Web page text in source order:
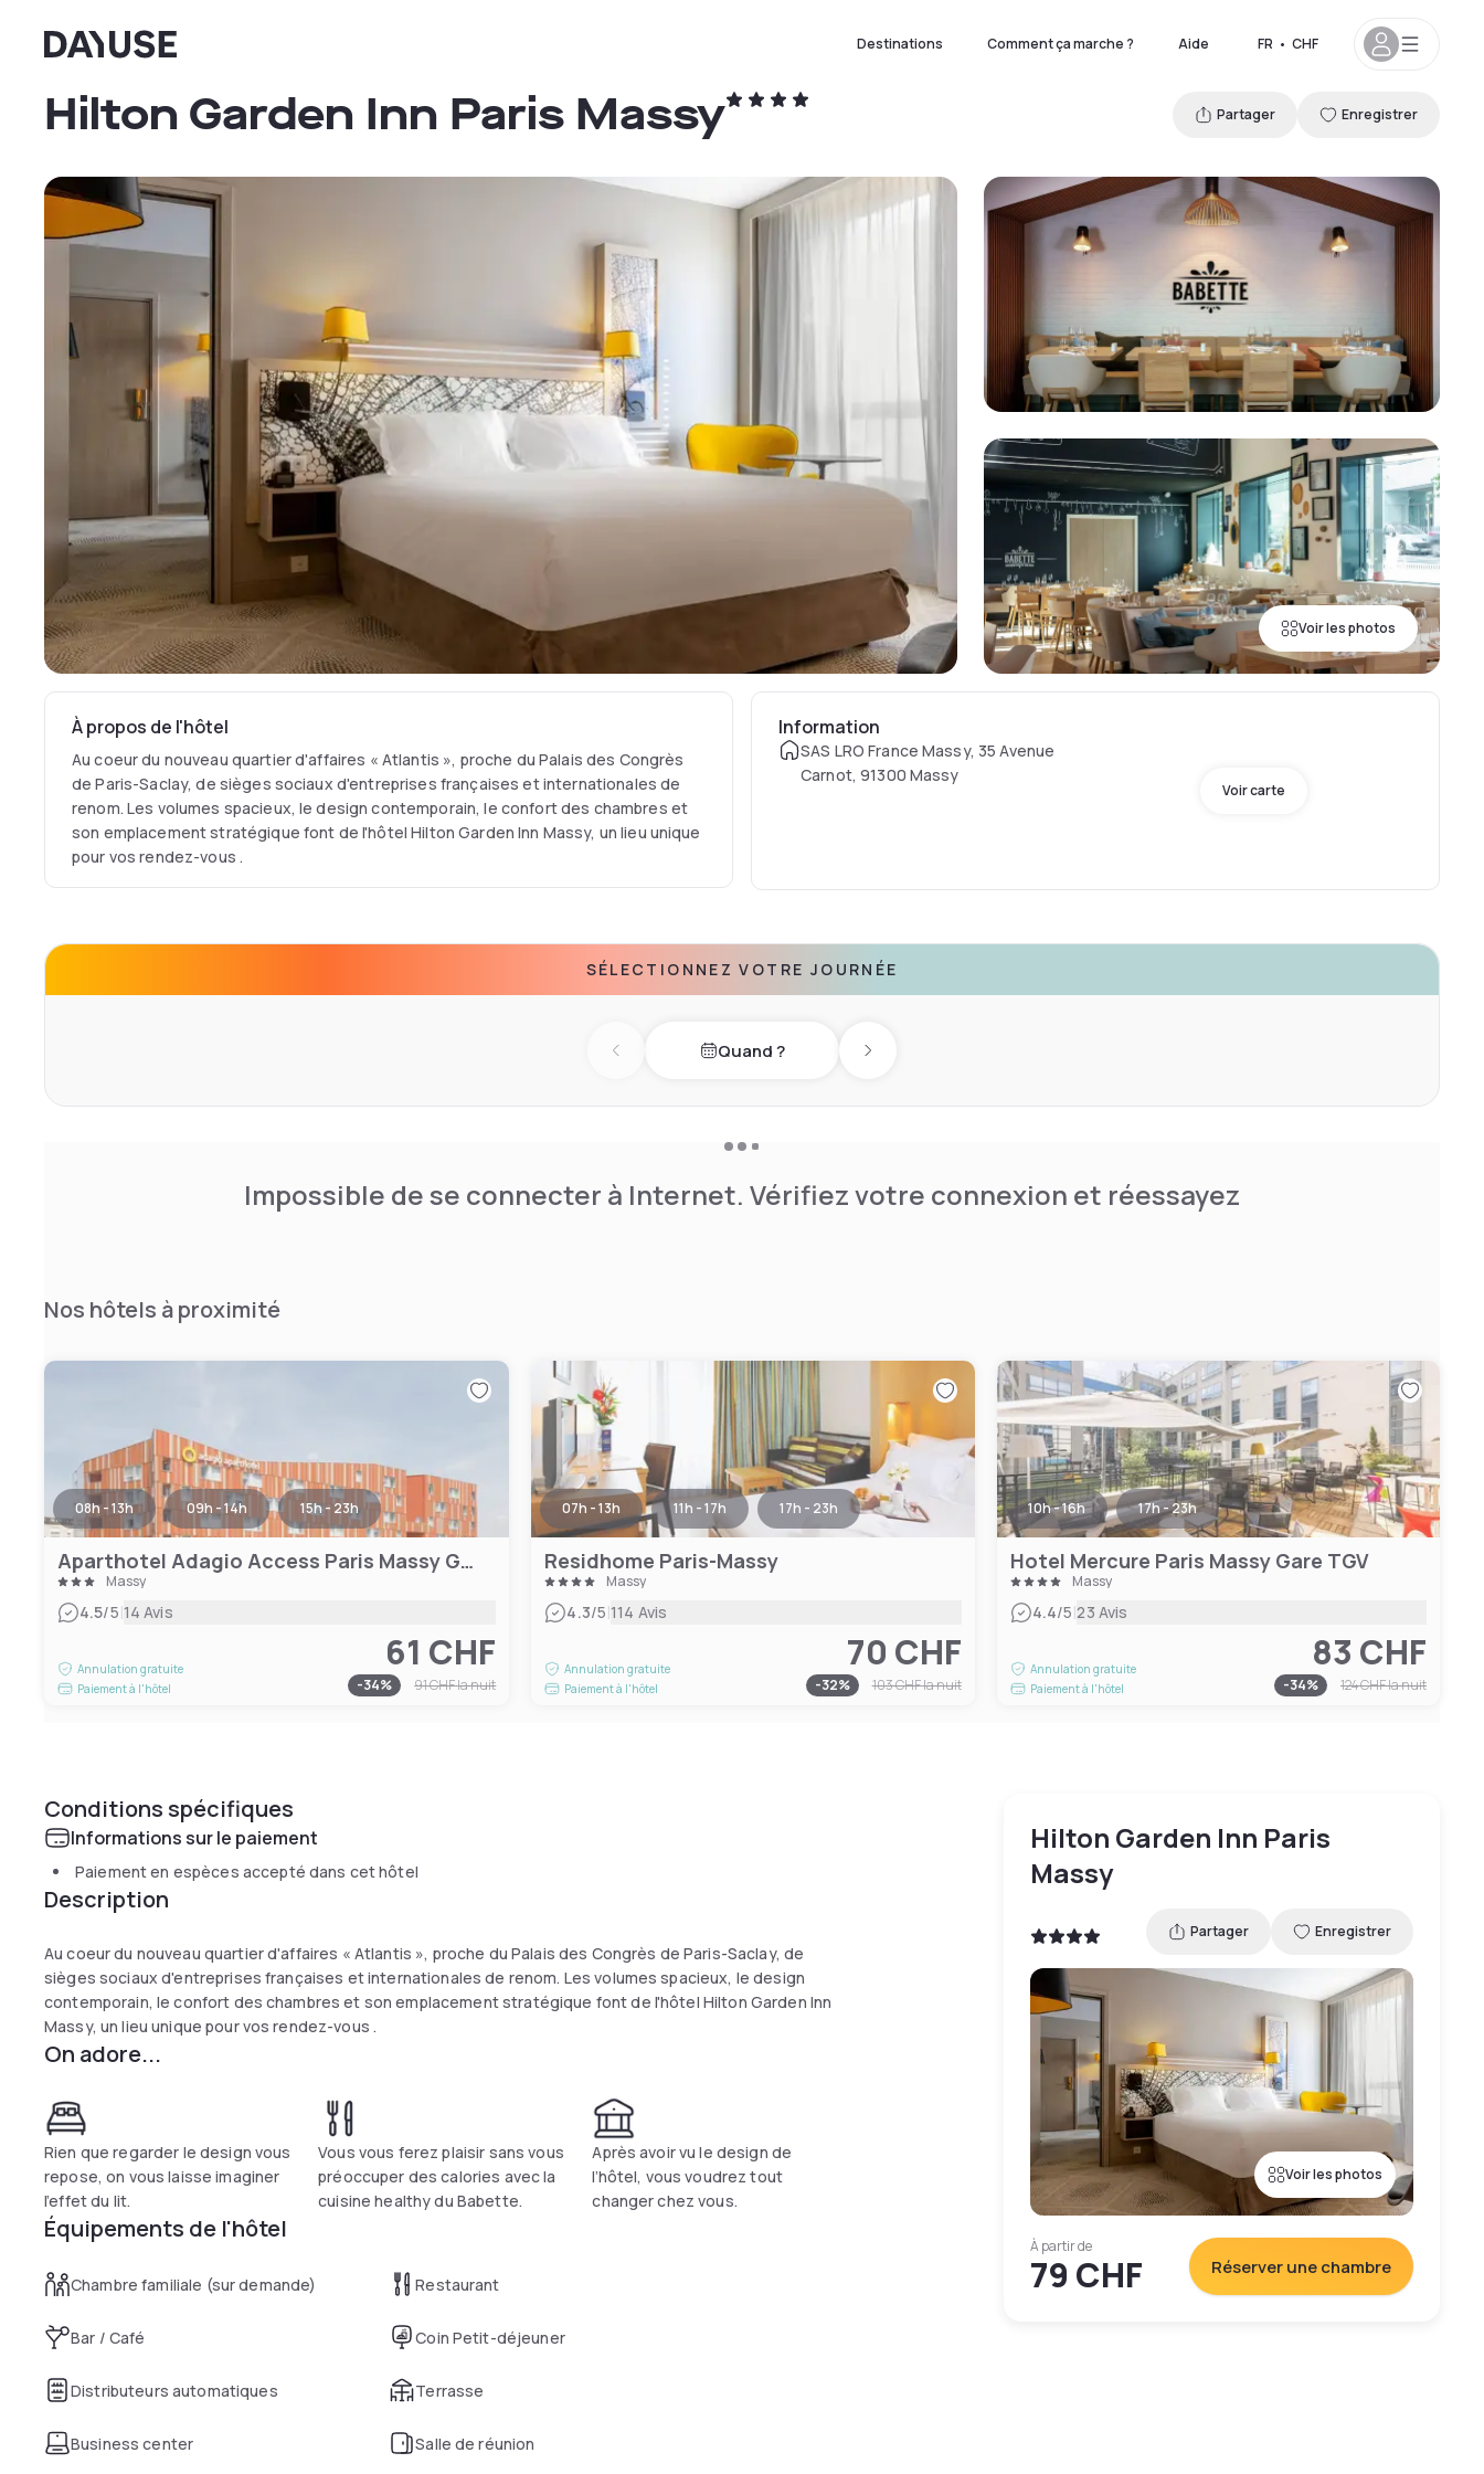
Dayuse Destinations Comment ça marche ? Aide FR • CHF
Voir les photos
Hilton Garden Inn Paris Massy Partager Enregistrer
À propos de l'hôtel
Au coeur du nouveau quartier d'affaires « Atlantis », proche du Palais des Congrès
de Paris-Saclay, de sièges sociaux d'entreprises françaises et internationales de
renom. Les volumes spacieux, le design contemporain, le confort des chambres et
son emplacement stratégique font de l'hôtel Hilton Garden Inn Massy, un lieu unique
pour vos rendez-vous .
Information
SAS LRO France Massy, 35 Avenue
Carnot, 91300 Massy
Voir carte
SÉLECTIONNEZ VOTRE JOURNÉE
Previous dayQuand ? Next day
Impossible de se connecter à Internet. Vérifiez votre connexion et réessayez
Nos hôtels à proximité
08h - 13h 09h - 14h 15h - 23h
Aparthotel Adagio Access Paris Massy Gare TGV
Massy
4.5/5|14 Avis
Annulation gratuite
Paiement à l'hôtel
61 CHF
-34% 91 CHFla nuit
07h - 13h 11h - 17h 17h - 23h
Residhome Paris-Massy
Massy
4.3/5|114 Avis
Annulation gratuite
Paiement à l'hôtel
70 CHF
-32% 103 CHFla nuit
10h - 16h 17h - 23h
Hotel Mercure Paris Massy Gare TGV
Massy
4.4/5|23 Avis
Annulation gratuite
Paiement à l'hôtel
83 CHF
-34% 124 CHFla nuit
Conditions spécifiques
Informations sur le paiement
Paiement en espèces accepté dans cet hôtel
Description
Au coeur du nouveau quartier d'affaires « Atlantis », proche du Palais des Congrès de Paris-Saclay, de
sièges sociaux d'entreprises françaises et internationales de renom. Les volumes spacieux, le design
contemporain, le confort des chambres et son emplacement stratégique font de l'hôtel Hilton Garden Inn
Massy, un lieu unique pour vos rendez-vous .
On adore...
Rien que regarder le design vous
repose, on vous laisse imaginer
l’effet du lit.
Vous vous ferez plaisir sans vous
préoccuper des calories avec la
cuisine healthy du Babette.
Après avoir vu le design de
l’hôtel, vous voudrez tout
changer chez vous.
Équipements de l'hôtel
Chambre familiale (sur demande) Restaurant
Bar / Café Coin Petit-déjeuner
Distributeurs automatiques Terrasse
Business center Salle de réunion
Hilton Garden Inn Paris
Massy
Partager Enregistrer
Voir les photos
À partir de
79 CHF Réserver une chambre